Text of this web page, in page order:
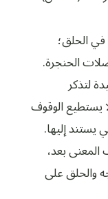
الحلق؛
الحنجرة.
لتذكر
يستطيع الوقوف
إليها.
بعد،
والحلق على